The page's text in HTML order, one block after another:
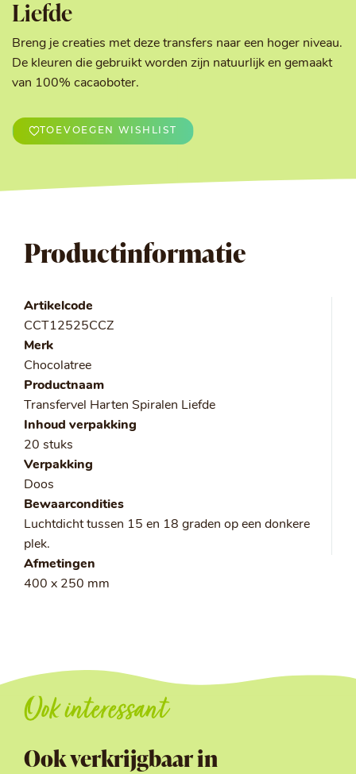
Liefde
Breng je creaties met deze transfers naar een hoger niveau.
De kleuren die gebruikt worden zijn natuurlijk en gemaakt
van 100% cacaoboter.
TOEVOEGEN WISHLIST
Productinformatie
Artikelcode
CCT12525CCZ
Merk
Chocolatree
Productnaam
Transfervel Harten Spiralen Liefde
Inhoud verpakking
20 stuks
Verpakking
Doos
Bewaarcondities
Luchtdicht tussen 15 en 18 graden op een donkere
plek.
Afmetingen
400 x 250 mm
Ook interessant
Ook verkrijgbaar in